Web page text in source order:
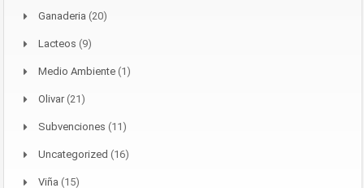
Ganaderia (20)
Lacteos (9)
Medio Ambiente (1)
Olivar(21)
Subvenciones (11)
Uncategorized (16)
Viña (15)